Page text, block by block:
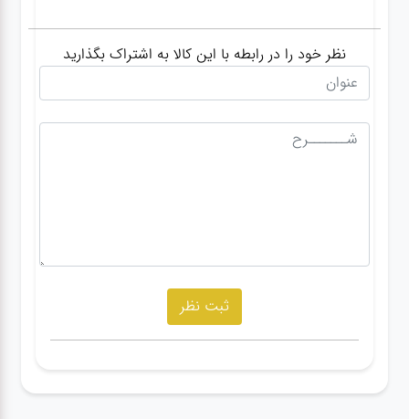
نظر خود را در رابطه با این کالا به اشتراک بگذارید